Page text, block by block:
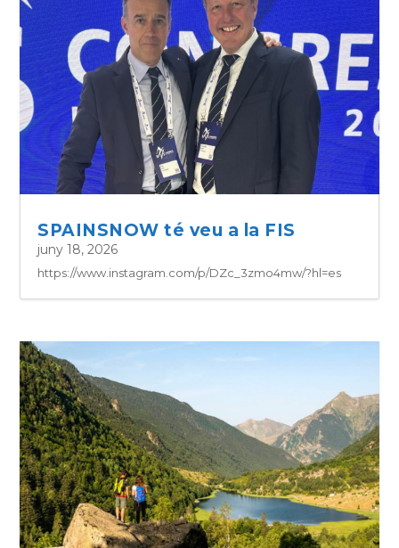
SPAINSNOW té veu a la FIS
juny 18, 2026
https://www.instagram.com/p/DZc_3zmo4mw/?hl=es